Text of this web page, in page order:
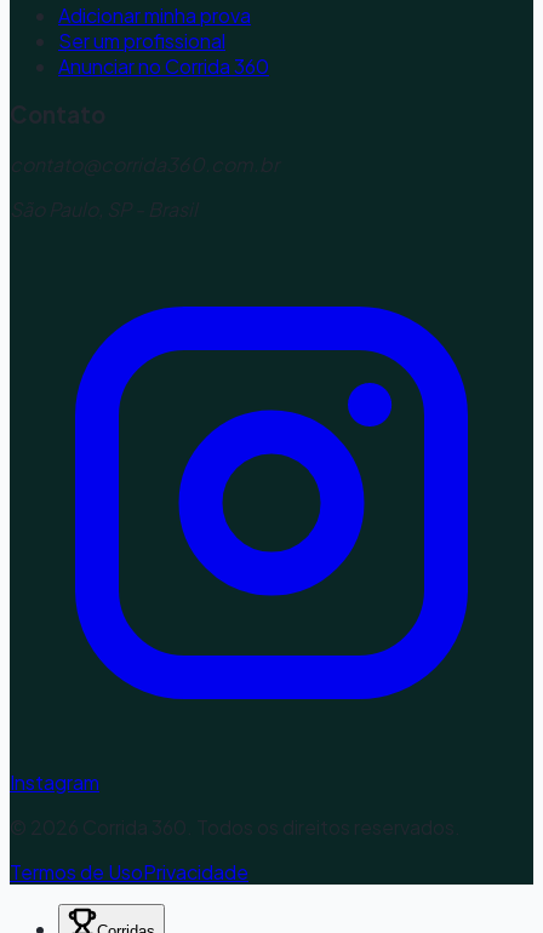
Adicionar minha prova
Ser um profissional
Anunciar no Corrida 360
Contato
contato@corrida360.com.br
São Paulo, SP - Brasil
Instagram
© 2026 Corrida 360. Todos os direitos reservados.
Termos de UsoPrivacidade